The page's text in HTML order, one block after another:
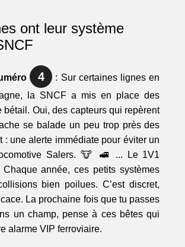
ont leur système
4
: Sur certaines lignes en
la SNCF a mis en place des
bétail. Oui, des capteurs qui repèrent
se balade un peu trop près des
: une alerte immédiate pour éviter un
Salers. 🐮 🚅 ... Le 1V1
Chaque année, ces petits systèmes
bien poilues. C’est discret,
La prochaine fois que tu passes
un champ, pense à ces bêtes qui
alarme VIP ferroviaire.